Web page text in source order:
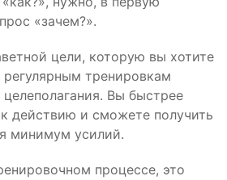
«зачем?».
цели, которую вы хотите
регулярным тренировкам
Вы быстрее
действию и сможете получить
минимум усилий.
процессе, это